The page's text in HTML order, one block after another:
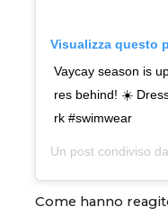
Visualizza questo
Vaycay season is
res behind! ☀️
rk #swimwear
Un post condiviso da
Come hanno